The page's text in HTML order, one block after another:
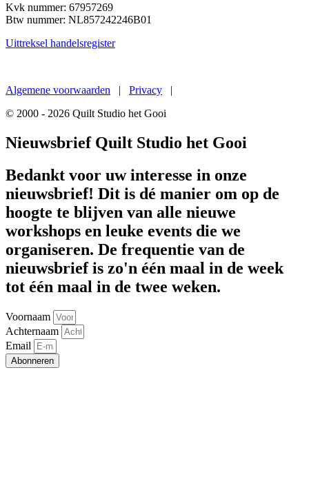
Kvk nummer: 67957269
Btw nummer: NL857242246B01
Uittreksel handelsregister
Algemene voorwaarden | Privacy |
© 2000 - 2026 Quilt Studio het Gooi
Nieuwsbrief Quilt Studio het Gooi
Bedankt voor uw interesse in onze
nieuwsbrief! Dit is dé manier om op de
hoogte te blijven van alle nieuwe
workshops en leuke events die we
organiseren. De frequentie van de
nieuwsbrief is zo'n één maal in de week
tot één maal in de twee weken.
Voornaam
Achternaam
Email
Abonneren